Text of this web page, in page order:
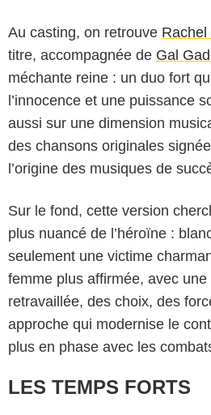
Au casting, on retrouve Rachel
titre, accompagnée de Gal
méchante reine : un duo fort
l’innocence et une puissance
aussi sur une dimension
des chansons originales
l’origine des musiques de
Sur le fond, cette version
plus nuancé de l’héroïne :
seulement une victime
femme plus affirmée, avec
retravaillée, des choix, des
approche qui modernise le
plus en phase avec les
LES TEMPS FORTS